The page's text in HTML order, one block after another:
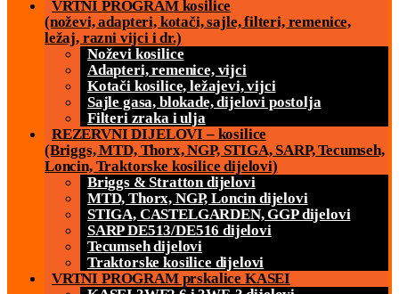
VRTNI PROGRAM kosilice
(noževi, adapteri, kotači, sajle, filteri, remenice,
ležaj, razni vijci i dr.)
Noževi kosilice
Adapteri, remenice, vijci
Kotači kosilice, ležajevi, vijci
Sajle gasa, blokade, dijelovi postolja
Filteri zraka i ulja
REZERVNI DIJELOVI – kosilice
(Briggs, MTD, Thorx, NGP, STIGA, SARP, Tecumseh,
Loncin, Traktorske kosilice dijelovi)
Briggs & Stratton dijelovi
MTD, Thorx, NGP, Loncin dijelovi
STIGA, CASTELGARDEN, GGP dijelovi
SARP DE513/DE516 dijelovi
Tecumseh dijelovi
Traktorske kosilice dijelovi
VRTNI PROGRAM prskalice KASEI